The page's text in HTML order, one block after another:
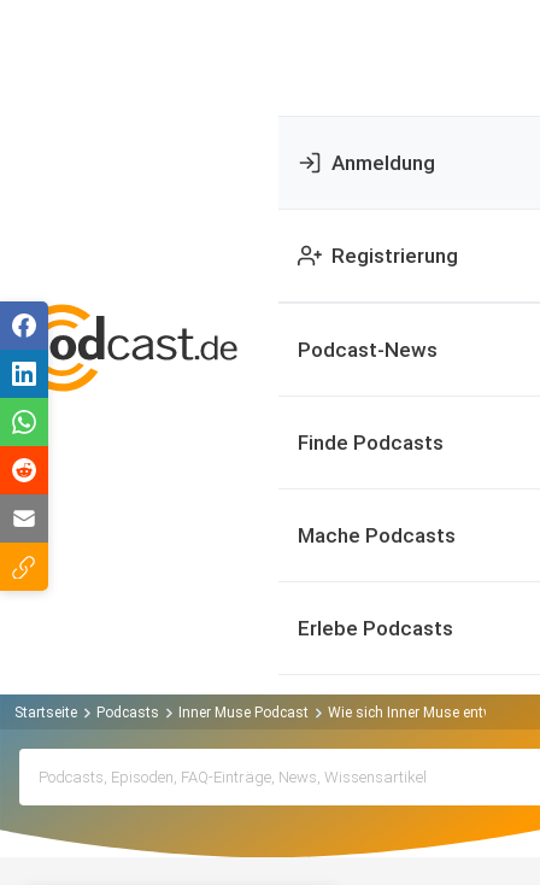
Anmeldung
Registrierung
Podcast-News
Finde Podcasts
Mache Podcasts
Erlebe Podcasts
Startseite Podcasts Inner Muse Podcast Wie sich Inner Muse entwickelt,